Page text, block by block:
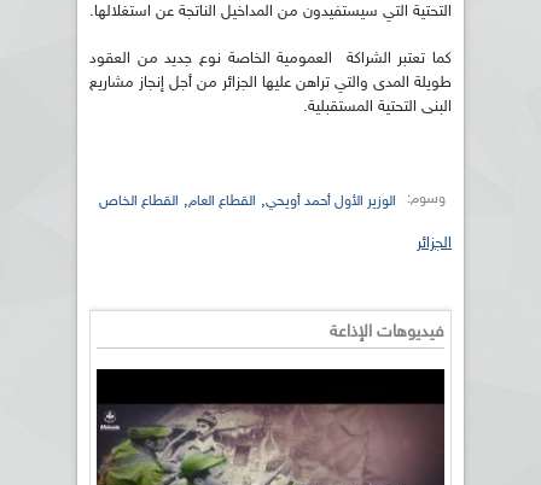
التحتية التي سيستفيدون من المداخيل الناتجة عن استغلالها.
كما تعتبر الشراكة العمومية الخاصة نوع جديد من العقود
طويلة المدى والتي تراهن عليها الجزائر من أجل إنجاز مشاريع
البنى التحتية المستقبلية.
وسوم: الوزير الأول أحمد أويحي, القطاع العام, القطاع الخاص
الجزائر
فيديوهات الإذاعة